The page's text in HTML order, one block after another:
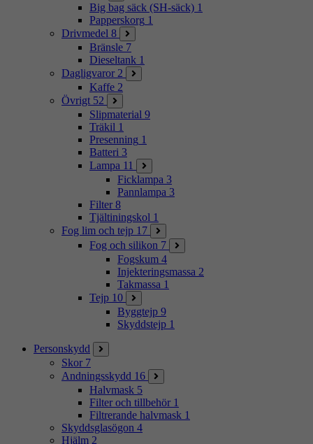
Big bag säck (SH-säck) 1
Papperskorg 1
Drivmedel 8
Bränsle 7
Dieseltank 1
Dagligvaror 2
Kaffe 2
Övrigt 52
Slipmaterial 9
Träkil 1
Presenning 1
Batteri 3
Lampa 11
Ficklampa 3
Pannlampa 3
Filter 8
Tjältiningskol 1
Fog lim och tejp 17
Fog och silikon 7
Fogskum 4
Injekteringsmassa 2
Takmassa 1
Tejp 10
Byggtejp 9
Skyddstejp 1
Personskydd
Skor 7
Andningsskydd 16
Halvmask 5
Filter och tillbehör 1
Filtrerande halvmask 1
Skyddsglasögon 4
Hjälm 2